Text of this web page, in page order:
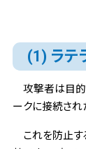
(1) ラテ
攻撃者は目的
ークに接続され
これを防止す